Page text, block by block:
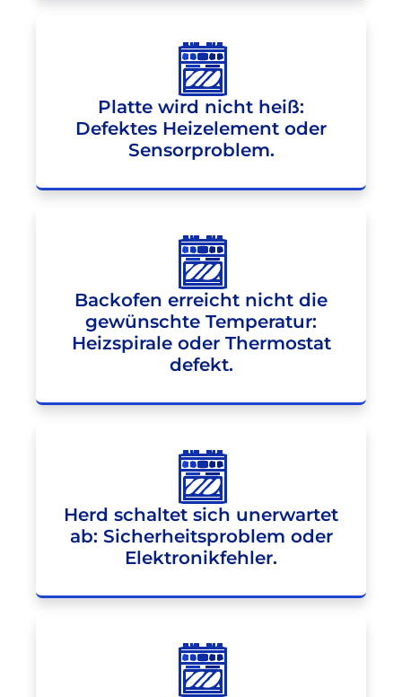
Platte wird nicht heiß:
Defektes Heizelement oder
Sensorproblem.
Backofen erreicht nicht die
gewünschte Temperatur:
Heizspirale oder Thermostat
defekt.
Herd schaltet sich unerwartet
ab: Sicherheitsproblem oder
Elektronikfehler.